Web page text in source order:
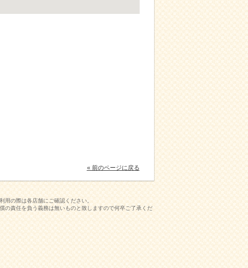
« 前のページに戻る
用の際は各店舗にご確認ください。
の責任を負う義務は無いものと致しますので何卒ご了承くだ